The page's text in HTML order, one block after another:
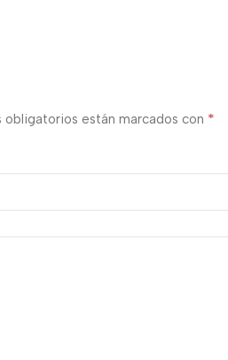
obligatorios están marcados con *